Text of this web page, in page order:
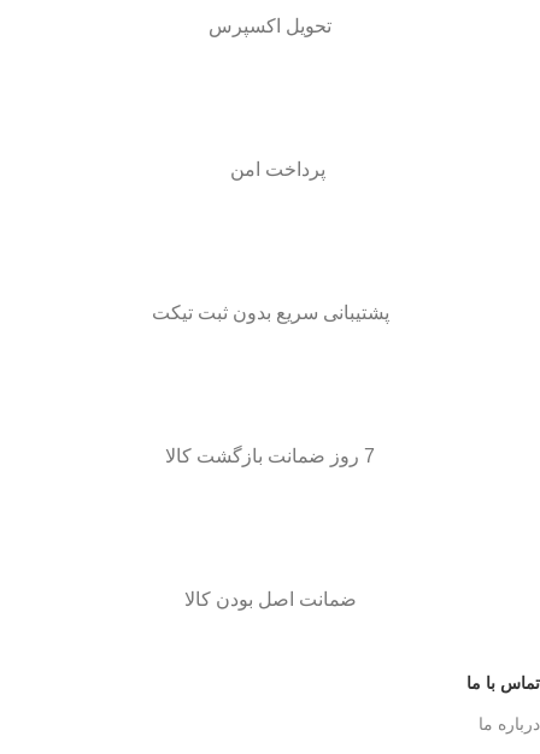
تحویل اکسپرس
پرداخت امن
پشتیبانی سریع بدون ثبت تیکت
7 روز ضمانت بازگشت کالا
ضمانت اصل بودن کالا
تماس با ما
درباره ما